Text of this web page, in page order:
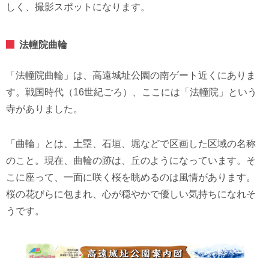
しく、撮影スポットになります。
法幢院曲輪
「法幢院曲輪」は、高遠城址公園の南ゲート近くにありま
す。戦国時代（16世紀ごろ）、ここには「法幢院」という
寺がありました。
「曲輪」とは、土塁、石垣、堀などで区画した区域の名称
のこと。現在、曲輪の跡は、丘のようになっています。そ
こに座って、一面に咲く桜を眺めるのは風情があります。
桜の花びらに包まれ、心が穏やかで優しい気持ちになれそ
うです。